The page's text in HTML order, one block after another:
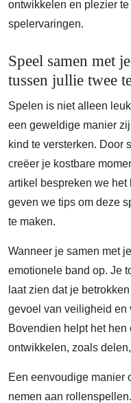
ontwikkelen en plezier
spelervaringen.
Speel samen met
tussen jullie twee
Spelen is niet alleen
een geweldige manier
kind te versterken. Door
creëer je kostbare
artikel bespreken we
geven we tips om deze
te maken.
Wanneer je samen met
emotionele band op. Je
laat zien dat je
gevoel van veiligheid en
Bovendien helpt het
ontwikkelen, zoals
Een eenvoudige manier
nemen aan